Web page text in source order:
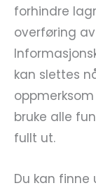
forhindre
overføring
kan slettes
bruke alle
fullt ut.
Du kan